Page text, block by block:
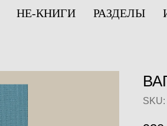
НЕ-КНИГИ РАЗДЕЛЫ
SKU: